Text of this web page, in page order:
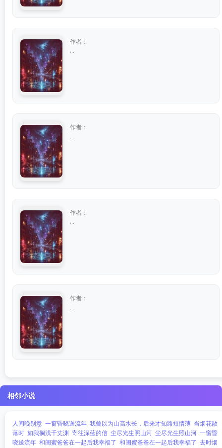
作者：
作者：
作者：
作者：
相邻小说
人间晚别意 一窗昏晓送流年 我曾以为山高水长，后来才知路短情薄 当烟花散
落时 如我搁浅千丈渊 寄往深蓝的信 尘尽光生照山河 尘尽光生照山河 一窗昏
晓送流年 和闺蜜爸爸在一起后我幸福了 和闺蜜爸爸在一起后我幸福了 去时烟